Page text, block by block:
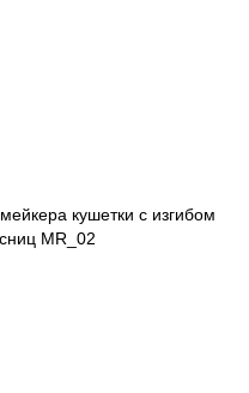
кушетки с изгибом
MR_02